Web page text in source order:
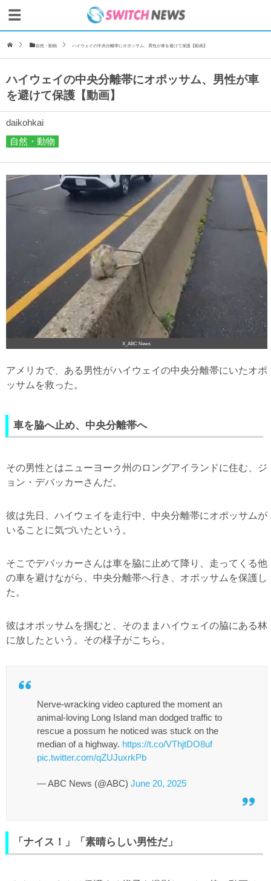
自然・動物 ハイウェイの中央分離帯にオポッサム、男性が車を避けて保護【動画】
ハイウェイの中央分離帯にオポッサム、男性が車
を避けて保護【動画】
daikohkai
自然・動物
X_ABC News
アメリカで、ある男性がハイウェイの中央分離帯にいたオポ
ッサムを救った。
車を脇へ止め、中央分離帯へ
その男性とはニューヨーク州のロングアイランドに住む、ジ
ョン・デバッカーさんだ。
彼は先日、ハイウェイを走行中、中央分離帯にオポッサムが
いることに気づいたという。
そこでデバッカーさんは車を脇に止めて降り、走ってくる他
の車を避けながら、中央分離帯へ行き、オポッサムを保護し
た。
彼はオポッサムを掴むと、そのままハイウェイの脇にある林
に放したという。その様子がこちら。
Nerve-wracking video captured the moment an
animal-loving Long Island man dodged traffic to
rescue a possum he noticed was stuck on the
median of a highway. https://t.co/VThjtDO8uf
pic.twitter.com/qZUJuxrkPb
— ABC News (@ABC) June 20, 2025
「ナイス！」「素晴らしい男性だ」